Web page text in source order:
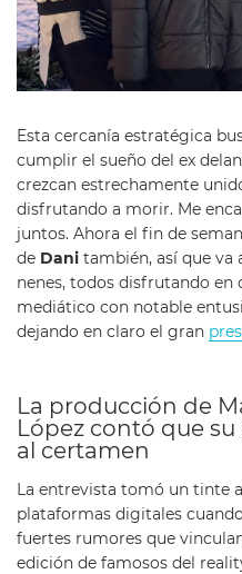
Esta cercanía estratégica
cumplir el sueño del ex
crezcan estrechamente
disfrutando a morir. Me
juntos. Ahora el fin de
de Dani también, así que va
nenes, todos disfrutando en
mediático con notable
dejando en claro el gran
La producción de
López contó que
al certamen
La entrevista tomó un tinte
plataformas digitales
fuertes rumores que
edición de famosos del